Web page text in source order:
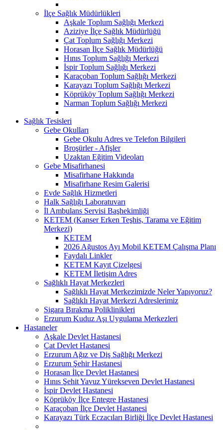
İlçe Sağlık Müdürlükleri
Aşkale Toplum Sağlığı Merkezi
Aziziye İlçe Sağlık Müdürlüğü
Çat Toplum Sağlığı Merkezi
Horasan İlçe Sağlık Müdürlüğü
Hınıs Toplum Sağlığı Merkezi
İspir Toplum Sağlığı Merkezi
Karaçoban Toplum Sağlığı Merkezi
Karayazı Toplum Sağlığı Merkezi
Köprüköy Toplum Sağlığı Merkezi
Narman Toplum Sağlığı Merkezi
Sağlık Tesisleri
Gebe Okulları
Gebe Okulu Adres ve Telefon Bilgileri
Broşürler - Afişler
Uzaktan Eğitim Videoları
Gebe Misafirhanesi
Misafirhane Hakkında
Misafirhane Resim Galerisi
Evde Sağlık Hizmetleri
Halk Sağlığı Laboratuvarı
İl Ambulans Servisi Başhekimliği
KETEM (Kanser Erken Teşhis, Tarama ve Eğitim
Merkezi)
KETEM
2026 Ağustos Ayı Mobil KETEM Çalışma Planı
Faydalı Linkler
KETEM Kayıt Çizelgesi
KETEM İletişim Adres
Sağlıklı Hayat Merkezleri
Sağlıklı Hayat Merkezimizde Neler Yapıyoruz?
Sağlıklı Hayat Merkezi Adreslerimiz
Sigara Bırakma Poliklinikleri
Erzurum Kuduz Aşı Uygulama Merkezleri
Hastaneler
Aşkale Devlet Hastanesi
Çat Devlet Hastanesi
Erzurum Ağız ve Diş Sağlığı Merkezi
Erzurum Şehir Hastanesi
Horasan İlçe Devlet Hastanesi
Hınıs Şehit Yavuz Yürekseven Devlet Hastanesi
İspir Devlet Hastanesi
Köprüköy İlçe Entegre Hastanesi
Karaçoban İlçe Devlet Hastanesi
Karayazı Türk Eczacıları Birliği İlçe Devlet Hastanesi